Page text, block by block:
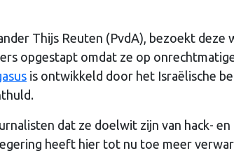
Thijs Reuten (PvdA), bezoekt deze
opgestapt omdat ze op
is ontwikkeld door het Israëlische
dat ze doelwit zijn van hack- en
heeft hier tot nu toe meer